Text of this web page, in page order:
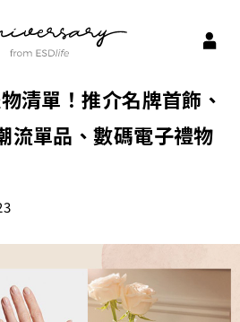
清單！推介名牌首飾、
流單品、數碼電子禮物